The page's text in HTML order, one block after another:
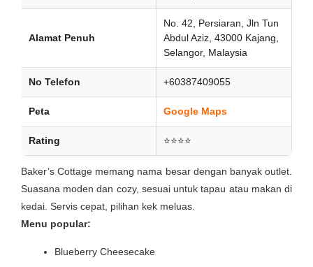
Alamat Penuh
No. 42, Persiaran, Jln Tun
Abdul Aziz, 43000 Kajang,
Selangor, Malaysia
No Telefon +60387409055
Peta Google Maps
Rating ⭐⭐⭐⭐
Baker’s Cottage memang nama besar dengan banyak outlet.
Suasana moden dan cozy, sesuai untuk tapau atau makan di
kedai. Servis cepat, pilihan kek meluas.
Menu popular:
Blueberry Cheesecake